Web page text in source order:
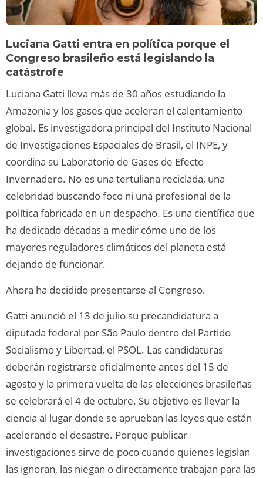
Luciana Gatti entra en política porque el
Congreso brasileño está legislando la
catástrofe
Luciana Gatti lleva más de 30 años estudiando la
Amazonia y los gases que aceleran el calentamiento
global. Es investigadora principal del Instituto Nacional
de Investigaciones Espaciales de Brasil, el INPE, y
coordina su Laboratorio de Gases de Efecto
Invernadero. No es una tertuliana reciclada, una
celebridad buscando foco ni una profesional de la
política fabricada en un despacho. Es una científica que
ha dedicado décadas a medir cómo uno de los
mayores reguladores climáticos del planeta está
dejando de funcionar.
Ahora ha decidido presentarse al Congreso.
Gatti anunció el 13 de julio su precandidatura a
diputada federal por São Paulo dentro del Partido
Socialismo y Libertad, el PSOL. Las candidaturas
deberán registrarse oficialmente antes del 15 de
agosto y la primera vuelta de las elecciones brasileñas
se celebrará el 4 de octubre. Su objetivo es llevar la
ciencia al lugar donde se aprueban las leyes que están
acelerando el desastre. Porque publicar
investigaciones sirve de poco cuando quienes legislan
las ignoran, las niegan o directamente trabajan para las